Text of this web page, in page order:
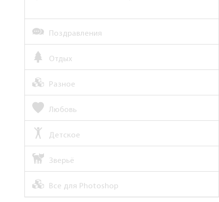
Поздравления
Отдых
Разное
Любовь
Детское
Зверьё
Все для Photoshop